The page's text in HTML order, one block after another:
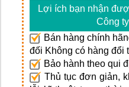
Lợi ích bạn nhận
Công
Bán hàng chính
đối Không có hàng đổi
Bảo hành theo qui
Thủ tục đơn giản,